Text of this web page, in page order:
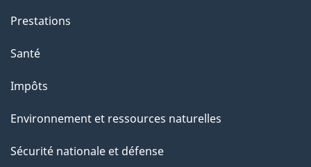
"
Prestations
Santé
Impôts
Environnement et ressources naturelles
Sécurité nationale et défense